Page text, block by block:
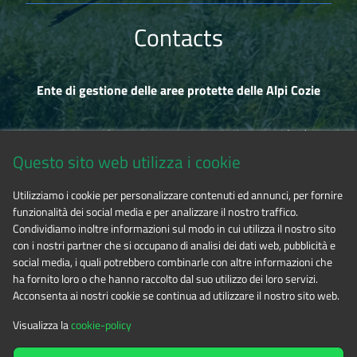
450 grammes. Les mâles sont sensiblement plus grands que
les femelles.
Nel Parco con gli acquerelli
Libro illustrato con acquerelli sul campo che descrivono il
Parco Orsiera Rocciavrè e le Riserve di Chianocco e Foresto
attraverso lo sguardo di Elio Giuliano, guardiaparco,
osservatore e disegnatore che illustra flora, fauna,
architettura e geologia, raccontando le vite che si
vigila.
Contacts
Ente di gestione delle aree protette delle Alpi Cozie
Via Fransuà Fontan, 1 - 10050 Salbertrand (TO)
Tel. 0122.854720
E-mailalpicozie@cert.ruparpiemonte.it
The contents of this websitebyEnte di gestione delle aree
Questo sito web utilizza i cookie
Utilizziamo i cookie per personalizzare contenuti ed annunci, per fornire
funzionalità dei social media e per analizzare il nostro traffico.
Condividiamo inoltre informazioni sul modo in cui utilizza il nostro sito
con i nostri partner che si occupano di analisi dei dati web, pubblicità e
social media, i quali potrebbero combinarle con altre informazioni che
ha fornito loro o che hanno raccolto dal suo utilizzo dei loro servizi.
Acconsenta ai nostri cookie se continua ad utilizzare il nostro sito web.
Visualizza lacookie-policy